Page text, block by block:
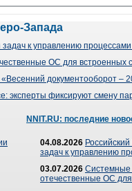
Запада
к управлению процессами
ОС для встроенных
документооборот –
эксперты фиксируют смену
NNIT.RU: последние
04.08.2026
задач к управлению
03.07.2026 Системные
отечественные ОС